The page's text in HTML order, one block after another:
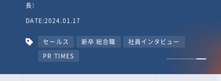
長）
DATE:2023.09.08
カルチャー CxO キャリア入社 Jooto